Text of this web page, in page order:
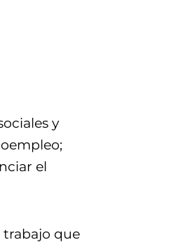
y
el
trabajo que